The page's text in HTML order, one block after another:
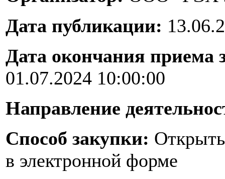
Дата публикации:
Дата окончания приема
01.07.2024 10:00:00
Направление
Способ закупки:
в электронной форме